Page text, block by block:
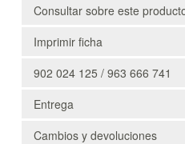
Consultar sobre este
Imprimir ficha
902 024 125 / 963 666 741
Entrega
Cambios y devoluciones